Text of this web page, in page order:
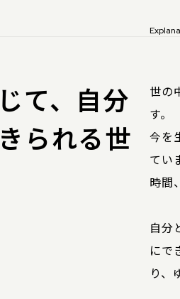
て、自分
られる世
世の
す。
今を
てい
時間
自分
にで
り、